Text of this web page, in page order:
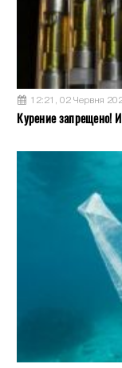
12:21, 02 Червня
Курение запрещено!